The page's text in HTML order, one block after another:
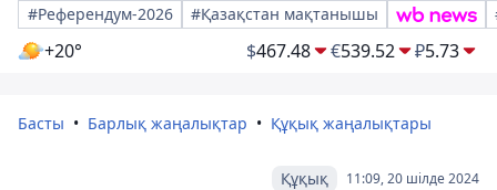
#Референдум-2026
#Қазақстан мақтанышы
+20° $467.48 €539.52 ₽5.73
Басты Барлық жаңалықтар Құқық жаңалықтары
11:09, 20 шілде 2024
Құқық